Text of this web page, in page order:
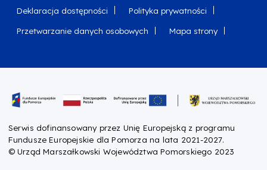
Deklaracja dostępności Polityka prywatności
Przetwarzanie danych osobowych Mapa strony
Serwis dofinansowany przez Unię Europejską z programu
Fundusze Europejskie dla Pomorza na lata 2021-2027.
© Urząd Marszałkowski Województwa Pomorskiego 2023